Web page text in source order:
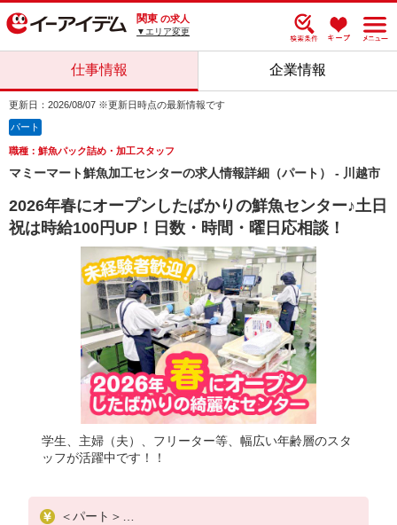
関東 の求人
▼エリア変更
仕事情報 企業情報
更新日：2026/08/07 ※更新日時点の最新情報です
パート
職種：鮮魚パック詰め・加工スタッフ
マミーマート鮮魚加工センターの求人情報詳細（パート） - 川越市
2026年春にオープンしたばかりの鮮魚センター♪土日
祝は時給100円UP！日数・時間・曜日応相談！
学生、主婦（夫）、フリーター等、幅広い年齢層のスタ
ッフが活躍中です！！
＜パート＞